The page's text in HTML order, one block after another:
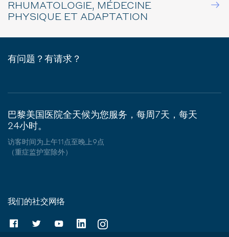
RHUMATOLOGIE, MÉDECINE
PHYSIQUE ET ADAPTATION
有问题？有请求？
巴黎美国医院全天候为您服务，每周7天，每天
24小时。
访客时间为上午11点至晚上9点
（重症监护室除外）
我们的社交网络